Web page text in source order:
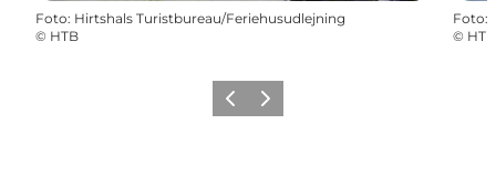
Foto: Hirtshals Turistbureau/Feriehusudlejning
© HTB
Foto:
© HTB
ZurückWeiter